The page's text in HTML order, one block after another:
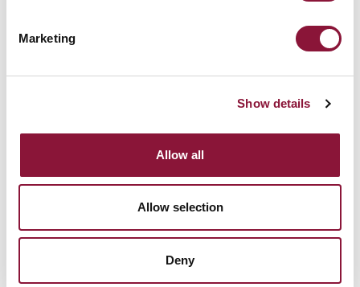
Marketing
Show details
Allow all
Allow selection
Deny